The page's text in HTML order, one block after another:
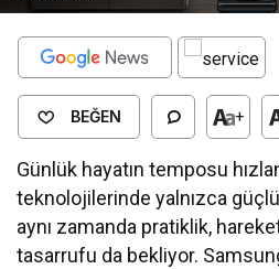
BEĞEN +
Günlük hayatın temposu
teknolojilerinde yalnızca
aynı zamanda pratiklik,
tasarrufu da bekliyor.